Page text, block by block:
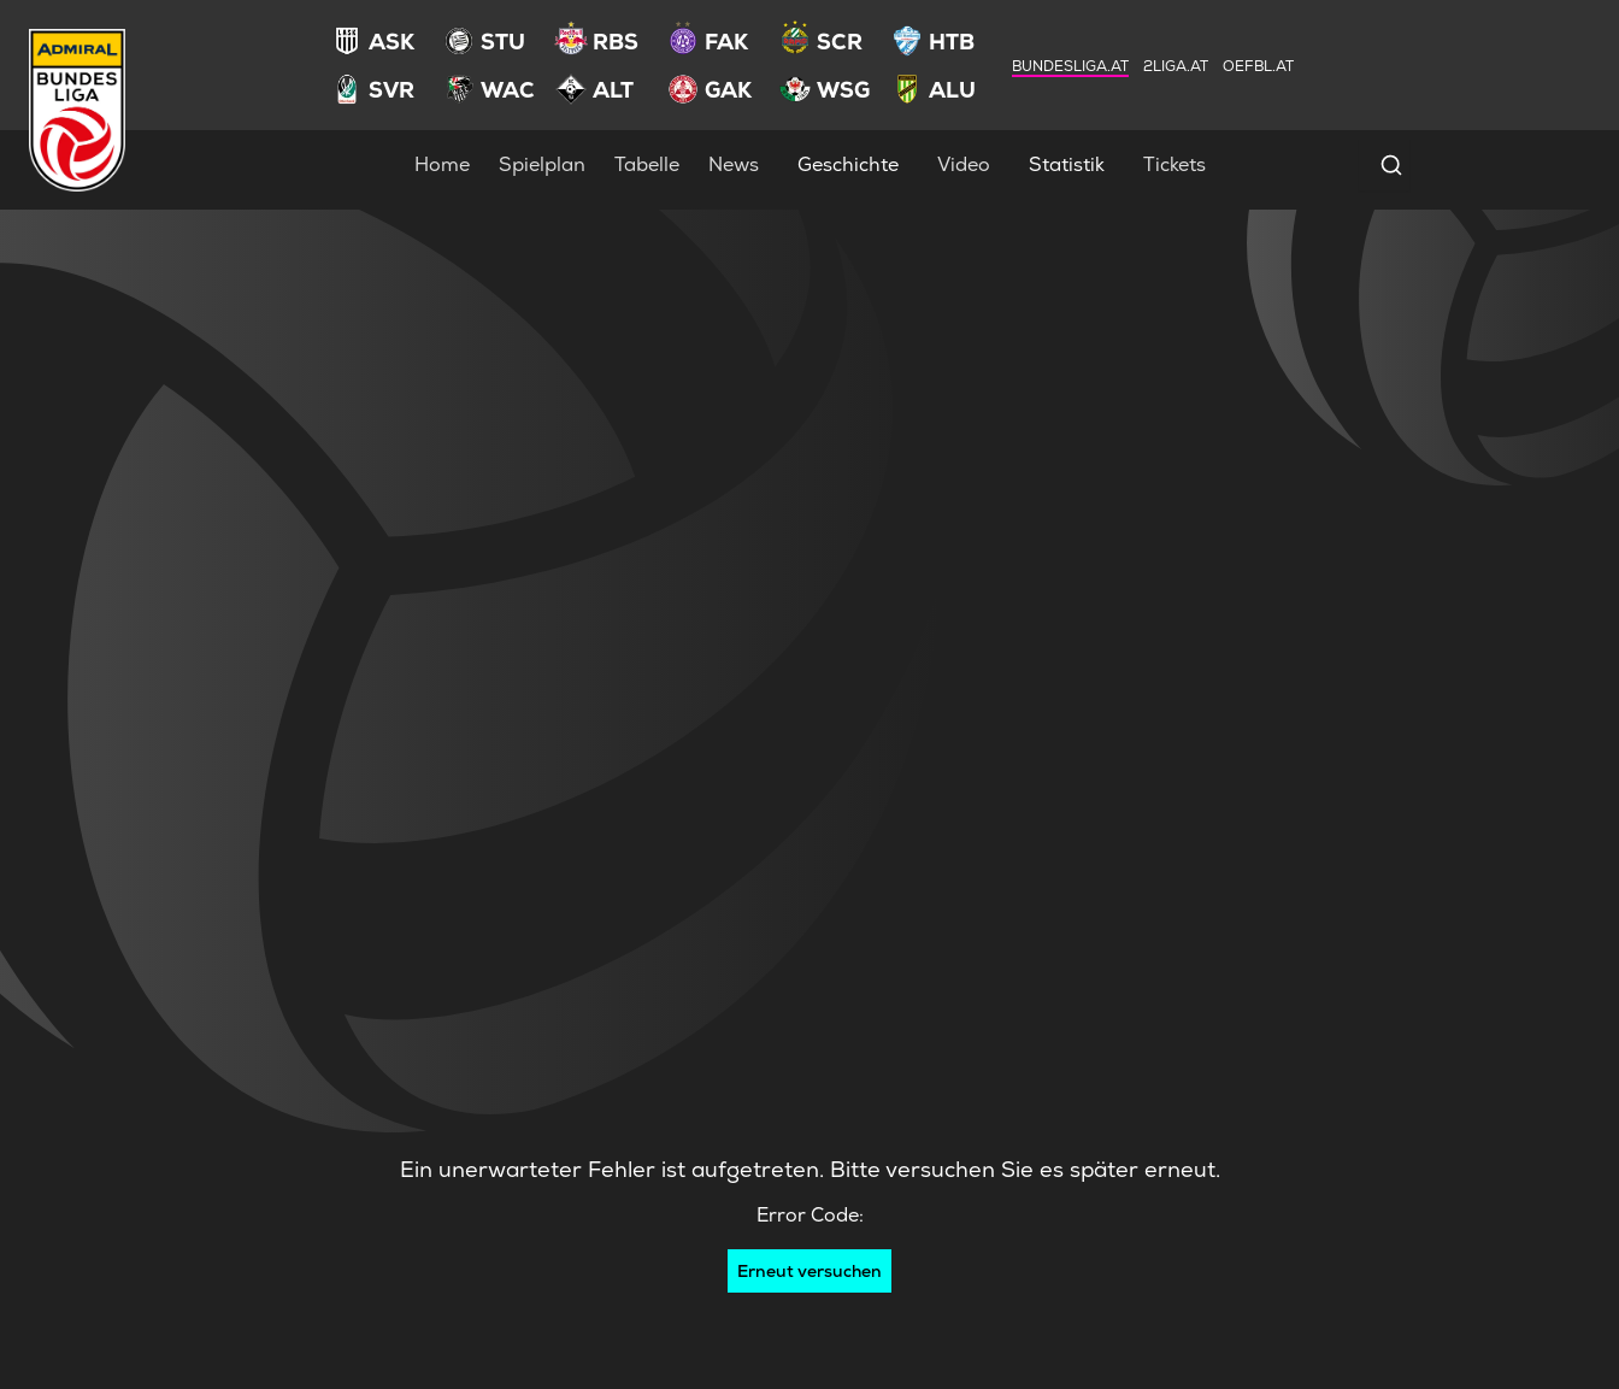
ASK STU RBS FAK SCR
HTB
SVR
WAC ALT GAK WSG ALU
BUNDESLIGA.AT 2LIGA.AT OEFBL.AT
Home Spielplan Tabelle News Geschichte Video Statistik Tickets Spielersuche
Ein unerwarteter Fehler ist aufgetreten. Bitte versuchen Sie es später erneut.
Error Code:
Erneut versuchen